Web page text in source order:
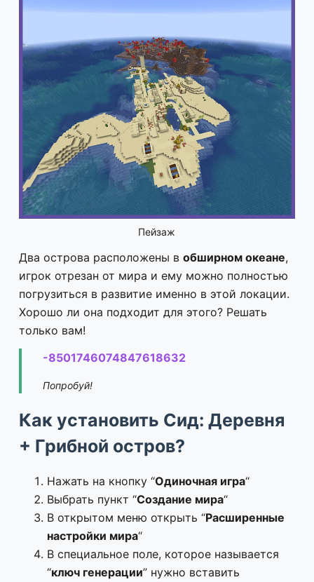
Пейзаж
Два острова расположены в обширном океане,
игрок отрезан от мира и ему можно полностью
погрузиться в развитие именно в этой локации.
Хорошо ли она подходит для этого? Решать
только вам!
-8501746074847618632
Попробуй!
Как установить Сид: Деревня
+ Грибной остров?
Нажать на кнопку “Одиночная игра“
Выбрать пункт “Создание мира“
В открытом меню открыть “Расширенные
настройки мира“
В специальное поле, которое называется
“ключ генерации” нужно вставить